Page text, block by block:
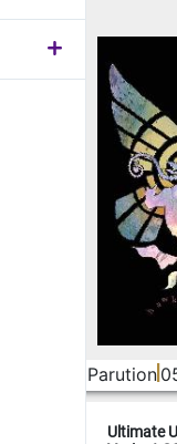
Parution
Ultimate